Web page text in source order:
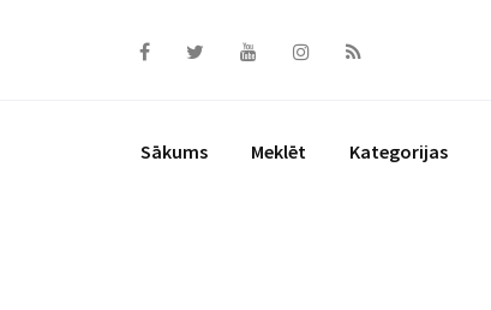
Sākums Meklēt Kategorijas